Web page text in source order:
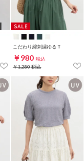
こだわり綿刺繍ゆるＴ
￥980 税込
￥1,280税込